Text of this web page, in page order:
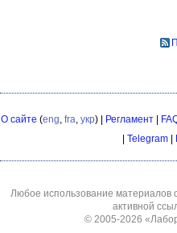
О сайте (eng fra укр) | Регламент|
| Telegram |
Любое использование материалов
активной
© 2005-2026